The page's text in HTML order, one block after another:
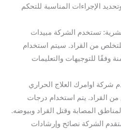
الإجراءات المناسبة للتحكم
تستخدم الشركة مبيدات
من القراد. سيتم استخدام
وفقًا للتوجيهات والتعليمات
شركة اوامرك العلاج الحراري
القراد. يتم استخدام درجات
المصابة وقتل القراد وبيوضه.
الشركة نصائح وإرشادات